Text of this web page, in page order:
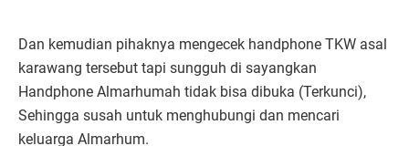
Dan kemudian pihaknya mengecek handphone TKW asal
karawang tersebut tapi sungguh di sayangkan
Handphone Almarhumah tidak bisa dibuka (Terkunci),
Sehingga susah untuk menghubungi dan mencari
keluarga Almarhum.